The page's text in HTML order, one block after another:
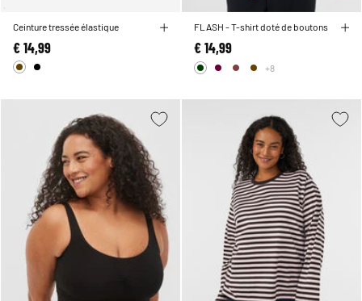
Ceinture tressée élastique
€ 14,99
FLASH - T-shirt doté de boutons
€ 14,99
+8